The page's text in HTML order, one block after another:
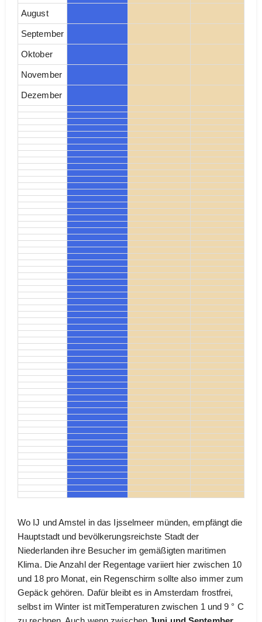
August
September
Oktober
November
Dezember
Wo IJ und Amstel in das Ijsselmeer münden, empfängt die
Hauptstadt und bevölkerungsreichste Stadt der
Niederlanden ihre Besucher im gemäßigten maritimen
Klima. Die Anzahl der Regentage variiert hier zwischen 10
und 18 pro Monat, ein Regenschirm sollte also immer zum
Gepäck gehören. Dafür bleibt es in Amsterdam frostfrei,
selbst im Winter ist mitTemperaturen zwischen 1 und 9 ° C